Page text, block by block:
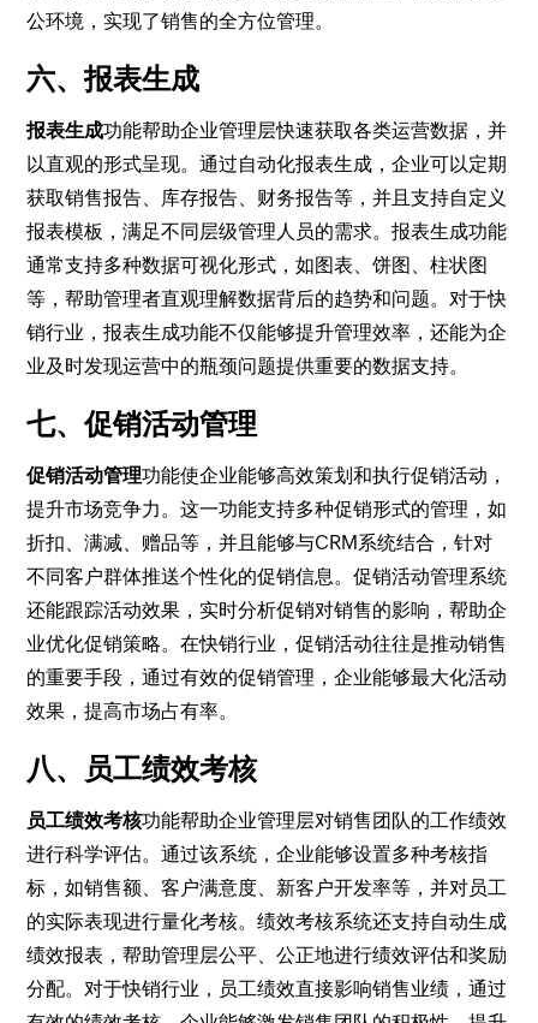
公环境，实现了销售的全方位管理。
六、报表生成
报表生成功能帮助企业管理层快速获取各类运营数据，并
以直观的形式呈现。通过自动化报表生成，企业可以定期
获取销售报告、库存报告、财务报告等，并且支持自定义
报表模板，满足不同层级管理人员的需求。报表生成功能
通常支持多种数据可视化形式，如图表、饼图、柱状图
等，帮助管理者直观理解数据背后的趋势和问题。对于快
销行业，报表生成功能不仅能够提升管理效率，还能为企
业及时发现运营中的瓶颈问题提供重要的数据支持。
七、促销活动管理
促销活动管理功能使企业能够高效策划和执行促销活动，
提升市场竞争力。这一功能支持多种促销形式的管理，如
折扣、满减、赠品等，并且能够与CRM系统结合，针对
不同客户群体推送个性化的促销信息。促销活动管理系统
还能跟踪活动效果，实时分析促销对销售的影响，帮助企
业优化促销策略。在快销行业，促销活动往往是推动销售
的重要手段，通过有效的促销管理，企业能够最大化活动
效果，提高市场占有率。
八、员工绩效考核
员工绩效考核功能帮助企业管理层对销售团队的工作绩效
进行科学评估。通过该系统，企业能够设置多种考核指
标，如销售额、客户满意度、新客户开发率等，并对员工
的实际表现进行量化考核。绩效考核系统还支持自动生成
绩效报表，帮助管理层公平、公正地进行绩效评估和奖励
分配。对于快销行业，员工绩效直接影响销售业绩，通过